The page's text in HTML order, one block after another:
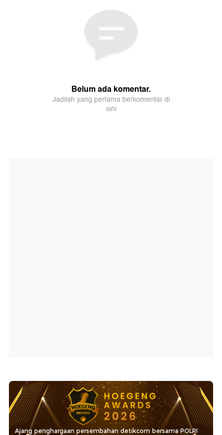
Ajang penghargaan persembahan detikcom bersama POLRI